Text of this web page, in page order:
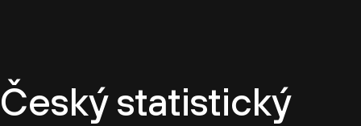
Český statistický